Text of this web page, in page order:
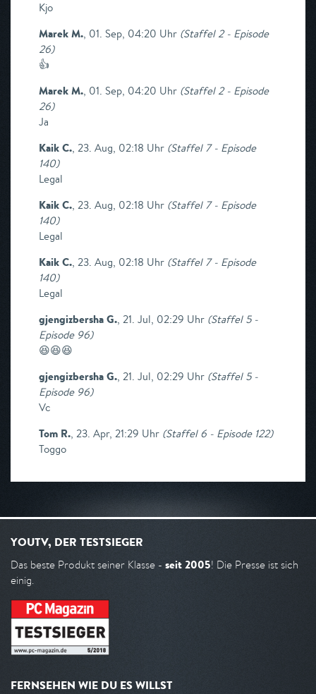
Kjo
Marek M., 01. Sep, 04:20 Uhr (Staffel 2 - Episode
26)
👍
Marek M., 01. Sep, 04:20 Uhr (Staffel 2 - Episode
26)
Ja
Kaik C., 23. Aug, 02:18 Uhr (Staffel 7 - Episode
140)
Legal
Kaik C., 23. Aug, 02:18 Uhr (Staffel 7 - Episode
140)
Legal
Kaik C., 23. Aug, 02:18 Uhr (Staffel 7 - Episode
140)
Legal
gjengizbersha G., 21. Jul, 02:29 Uhr (Staffel 5 -
Episode 96)
😆😆😆
gjengizbersha G., 21. Jul, 02:29 Uhr (Staffel 5 -
Episode 96)
Vc
Tom R., 23. Apr, 21:29 Uhr (Staffel 6 - Episode 122)
Toggo
YOUTV, DER TESTSIEGER
Das beste Produkt seiner Klasse - seit 2005! Die Presse ist sich
einig.
FERNSEHEN WIE DU ES WILLST